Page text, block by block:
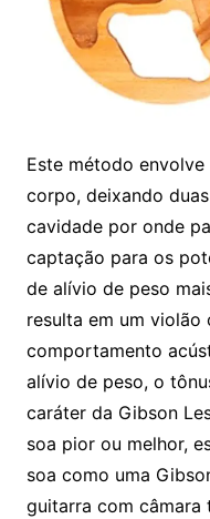
Este método
corpo, deixando
cavidade por onde
captação para os
de alívio de peso
resulta em um violão
comportamento
alívio de peso, o
caráter da Gibson
soa pior ou melhor,
soa como uma
guitarra com câmara